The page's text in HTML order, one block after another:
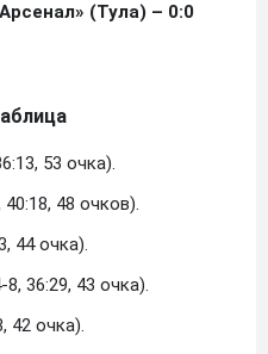
(Тула) – 0:0
53 очка).
48 очков).
44 очка).
36:29, 43 очка).
42 очка).